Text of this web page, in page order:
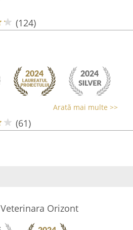
(124)
Arată mai multe >>
(61)
Orizont